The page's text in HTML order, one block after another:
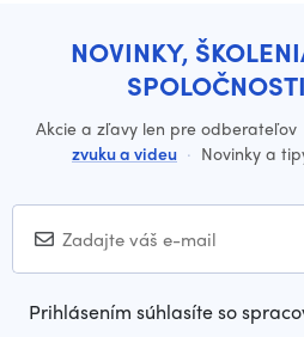
NOVINKY,
Akcie a zľavy len pre odberateľov
zvuku a videu · Novinky a
Prihlásením súhlasíte so